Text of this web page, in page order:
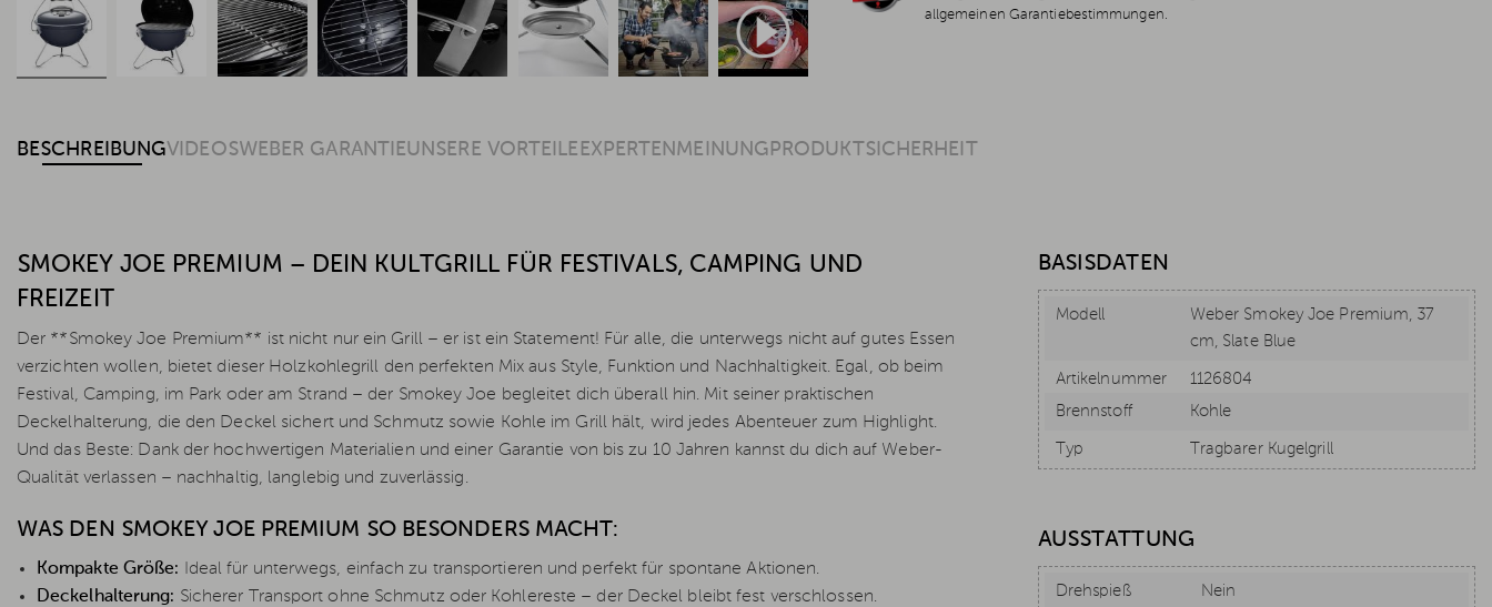
allgemeinen Garantiebestimmungen.
BESCHREIBUNGVIDEOSWEBER GARANTIEUNSERE VORTEILE EXPERTENMEINUNG PRODUKTSICHERHEIT
SMOKEY JOE PREMIUM – DEIN KULTGRILL FÜR FESTIVALS, CAMPING UND
FREIZEIT
Der **Smokey Joe Premium** ist nicht nur ein Grill – er ist ein Statement! Für alle, die unterwegs nicht auf gutes Essen
verzichten wollen, bietet dieser Holzkohlegrill den perfekten Mix aus Style, Funktion und Nachhaltigkeit. Egal, ob beim
Festival, Camping, im Park oder am Strand – der Smokey Joe begleitet dich überall hin. Mit seiner praktischen
Deckelhalterung, die den Deckel sichert und Schmutz sowie Kohle im Grill hält, wird jedes Abenteuer zum Highlight.
Und das Beste: Dank der hochwertigen Materialien und einer Garantie von bis zu 10 Jahren kannst du dich auf Weber-
Qualität verlassen – nachhaltig, langlebig und zuverlässig.
WAS DEN SMOKEY JOE PREMIUM SO BESONDERS MACHT:
Kompakte Größe: Ideal für unterwegs, einfach zu transportieren und perfekt für spontane Aktionen.
Deckelhalterung: Sicherer Transport ohne Schmutz oder Kohlereste – der Deckel bleibt fest verschlossen.
BASISDATEN
Modell
Weber Smokey Joe Premium, 37
cm, Slate Blue
Artikelnummer
1126804
Brennstoff
Kohle
Typ Tragbarer Kugelgrill
AUSSTATTUNG
Drehspieß Nein